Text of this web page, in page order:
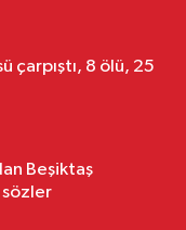
çarpıştı, 8 ölü, 25
Beşiktaş
sözler